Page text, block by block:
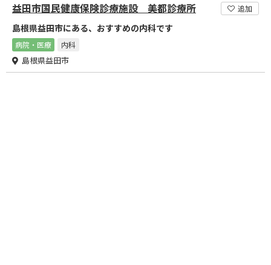
益田市国民健康保険診療施設 美都診療所 追加
島根県益田市にある、おすすめの内科です
病院・医療 内科
島根県益田市